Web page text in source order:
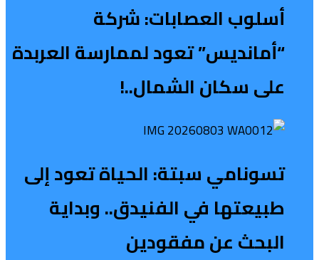
أسلوب العصابات: شركة
“أمانديس” تعود لممارسة العربدة
على سكان الشمال..!
تسونامي سبتة: الحياة تعود إلى
طبيعتها في الفنيدق.. وبداية
البحث عن مفقودين